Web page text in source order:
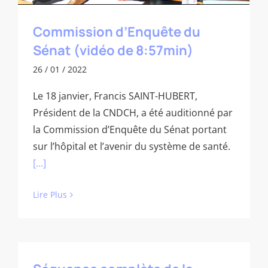
Commission d’Enquête du
Sénat (vidéo de 8:57min)
26 / 01 / 2022
Le 18 janvier, Francis SAINT-HUBERT,
Président de la CNDCH, a été auditionné par
la Commission d’Enquête du Sénat portant
sur l’hôpital et l’avenir du système de santé.
[...]
Lire Plus